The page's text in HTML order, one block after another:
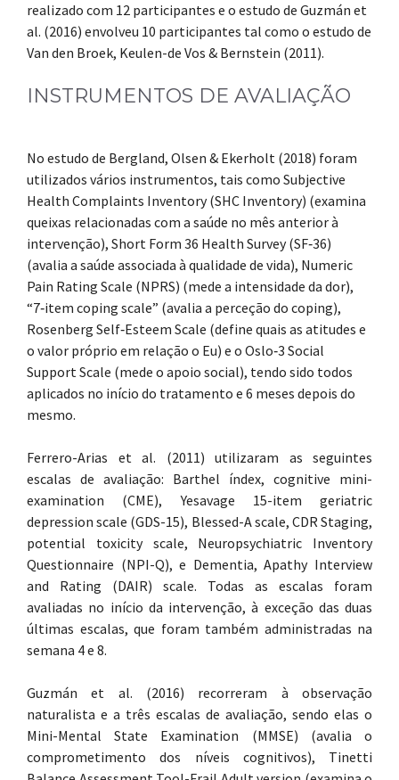
realizado com 12 participantes e o estudo de Guzmán et
al. (2016) envolveu 10 participantes tal como o estudo de
Van den Broek, Keulen-de Vos & Bernstein (2011).
INSTRUMENTOS DE AVALIAÇÃO
No estudo de Bergland, Olsen & Ekerholt (2018) foram
utilizados vários instrumentos, tais como Subjective
Health Complaints Inventory (SHC Inventory) (examina
queixas relacionadas com a saúde no mês anterior à
intervenção), Short Form 36 Health Survey (SF‐36)
(avalia a saúde associada à qualidade de vida), Numeric
Pain Rating Scale (NPRS) (mede a intensidade da dor),
“7‐item coping scale” (avalia a perceção do coping),
Rosenberg Self‐Esteem Scale (define quais as atitudes e
o valor próprio em relação o Eu) e o Oslo‐3 Social
Support Scale (mede o apoio social), tendo sido todos
aplicados no início do tratamento e 6 meses depois do
mesmo.
Ferrero-Arias et al. (2011) utilizaram as seguintes
escalas de avaliação: Barthel índex, cognitive mini-
examination (CME), Yesavage 15-item geriatric
depression scale (GDS-15), Blessed-A scale, CDR Staging,
potential toxicity scale, Neuropsychiatric Inventory
Questionnaire (NPI-Q), e Dementia, Apathy Interview
and Rating (DAIR) scale. Todas as escalas foram
avaliadas no início da intervenção, à exceção das duas
últimas escalas, que foram também administradas na
semana 4 e 8.
Guzmán et al. (2016) recorreram à observação
naturalista e a três escalas de avaliação, sendo elas o
Mini-Mental State Examination (MMSE) (avalia o
comprometimento dos níveis cognitivos), Tinetti